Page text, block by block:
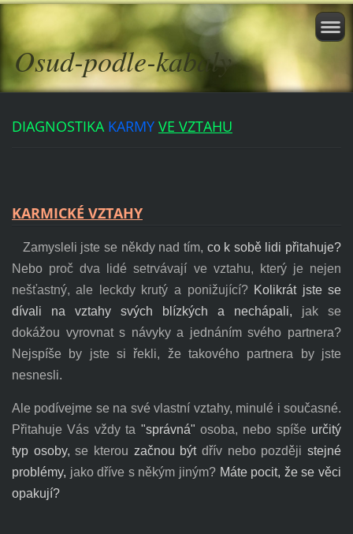
Osud-podle-kabaly
DIAGNOSTIKA KARMY VE VZTAHU
KARMICKÉ VZTAHY
Zamysleli jste se někdy nad tím, co k sobě lidi přitahuje?
Nebo proč dva lidé setrvávají ve vztahu, který je nejen
nešťastný, ale leckdy krutý a ponižující? Kolikrát jste se
dívali na vztahy svých blízkých a nechápali, jak se
dokážou vyrovnat s návyky a jednáním svého partnera?
Nejspíše by jste si řekli, že takového partnera by jste
nesnesli.
Ale podívejme se na své vlastní vztahy, minulé i současné.
Přitahuje Vás vždy ta "správná" osoba, nebo spíše určitý
typ osoby,se kterou začnou býtdřív nebo pozdějistejné
problémy, jako dříve s někým jiným? Máte pocit, že se věci
opakují?